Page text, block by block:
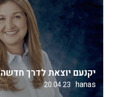
יקנעם יוצאת לדרך חדשה
hanas
20.04.23